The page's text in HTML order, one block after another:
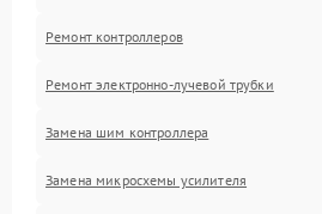
Ремонт контроллеров
Ремонт электронно-лучевой трубки
Замена шим контроллера
Замена микросхемы усилителя